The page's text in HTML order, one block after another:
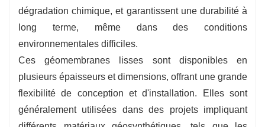
dégradation chimique, et garantissent une durabilité à
long terme, même dans des conditions
environnementales difficiles.
Ces géomembranes lisses sont disponibles en
plusieurs épaisseurs et dimensions, offrant une grande
flexibilité de conception et d'installation. Elles sont
généralement utilisées dans des projets impliquant